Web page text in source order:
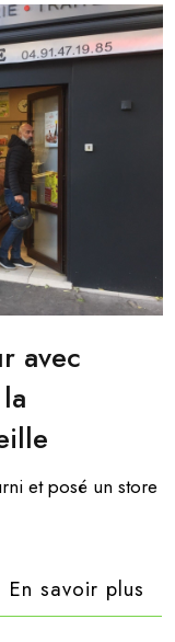
avec
et posé un store
En savoir plus